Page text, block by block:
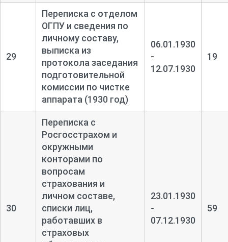
29
Переписка с отделом
ОГПУ и сведения по
личному составу,
выписка из
протокола заседания
подготовительной
комиссии по чистке
аппарата (1930 год)
06.01.1930
-
12.07.1930
19
30
Переписка с
Росгосстрахом и
окружными
конторами по
вопросам
страхования и
личном составе,
списки лиц,
работавших в
страховых
23.01.1930
-
07.12.1930
59